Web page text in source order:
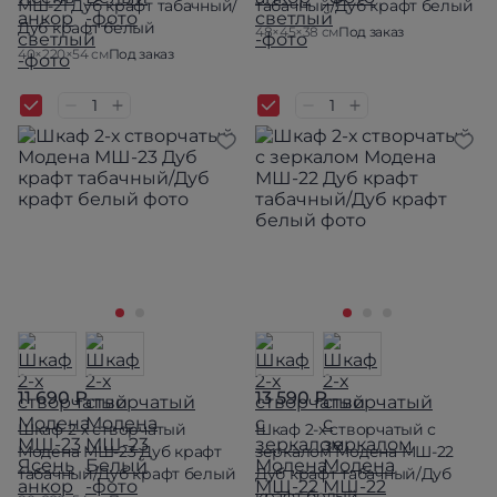
МШ-21 Дуб крафт табачный/
Дуб крафт белый
40×220×54 смПод заказ
табачный/Дуб крафт белый
48×45×38 смПод заказ
11 690 ₽
Шкаф 2-х створчатый
Модена МШ-23 Дуб крафт
табачный/Дуб крафт белый
13 590 ₽
Шкаф 2-х створчатый с
зеркалом Модена МШ-22
Дуб крафт табачный/Дуб